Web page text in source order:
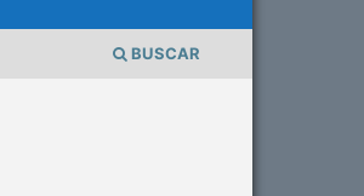
BUSCAR